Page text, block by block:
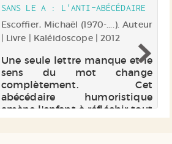
SANS LE A : L'ANTI-ABÉCÉDAIRE
Escoffier, Michaël (1970-....). Auteur
| Livre | Kaléidoscope | 2012
Une seule lettre manque et le
sens du mot change
complètement. Cet
abécédaire humoristique
amène l'enfant à réfléchir tout
en lui apprenant à lire.